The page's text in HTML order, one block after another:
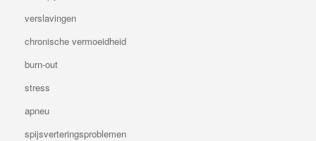
verslavingen
chronische vermoeidheid
burn-out
stress
apneu
spijsverteringsproblemen